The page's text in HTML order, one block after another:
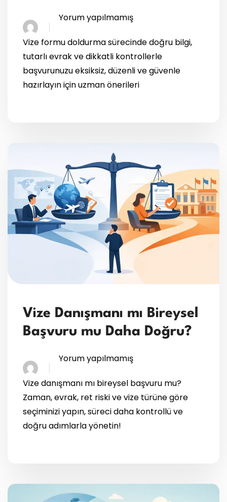
Yorum yapılmamış
Vize formu doldurma sürecinde doğru bilgi,
tutarlı evrak ve dikkatli kontrollerle
başvurunuzu eksiksiz, düzenli ve güvenle
hazırlayın için uzman önerileri
Vize Danışmanı mı Bireysel
Başvuru mu Daha Doğru?
Yorum yapılmamış
Vize danışmanı mı bireysel başvuru mu?
Zaman, evrak, ret riski ve vize türüne göre
seçiminizi yapın, süreci daha kontrollü ve
doğru adımlarla yönetin!